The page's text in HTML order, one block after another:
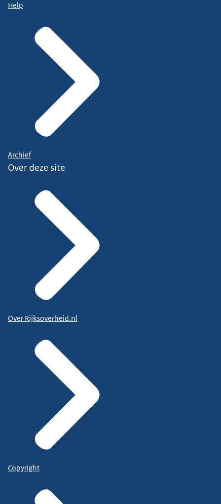
Help
Archief
Over deze site
Over Rijksoverheid.nl
Copyright